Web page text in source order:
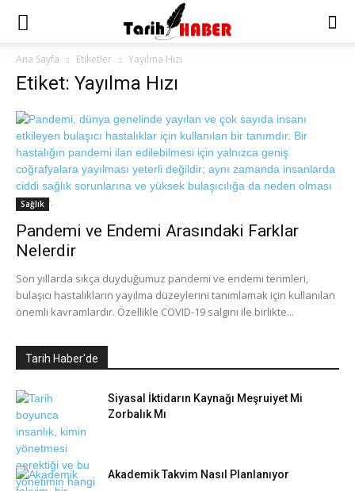
Ana Sayfa Etiketler Yayılma Hızı
Etiket: Yayılma Hızı
Sağlık
Pandemi ve Endemi Arasındaki Farklar
Nelerdir
Son yıllarda sıkça duyduğumuz pandemi ve endemi terimleri,
bulaşıcı hastalıkların yayılma düzeylerini tanımlamak için kullanılan
önemli kavramlardır. Özellikle COVID-19 salgını ile birlikte...
Tarih Haber'de
Siyasal İktidarın Kaynağı Meşruiyet Mi
Zorbalık Mı
Akademik Takvim Nasıl Planlanıyor